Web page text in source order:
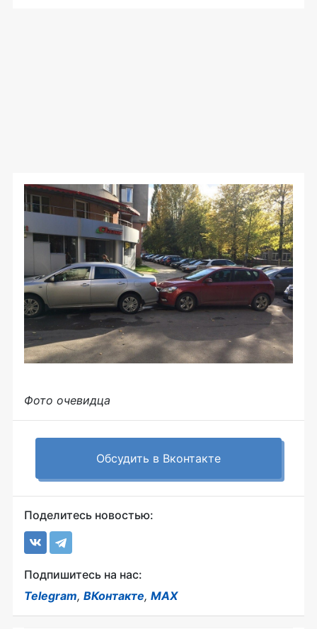
Фото очевидца
Обсудить в Вконтакте
Поделитесь новостью:
Подпишитесь на нас:
Telegram, ВКонтакте, MAX